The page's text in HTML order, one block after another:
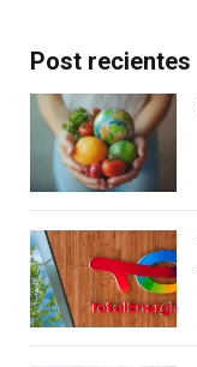
Post recientes